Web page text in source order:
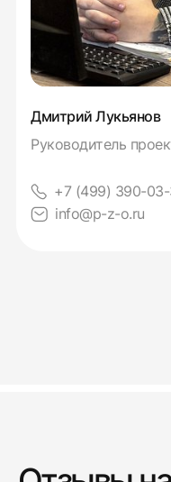
Дмитрий Лукьянов
Руководитель
+7 (499) 390-
info@p-z-o.ru